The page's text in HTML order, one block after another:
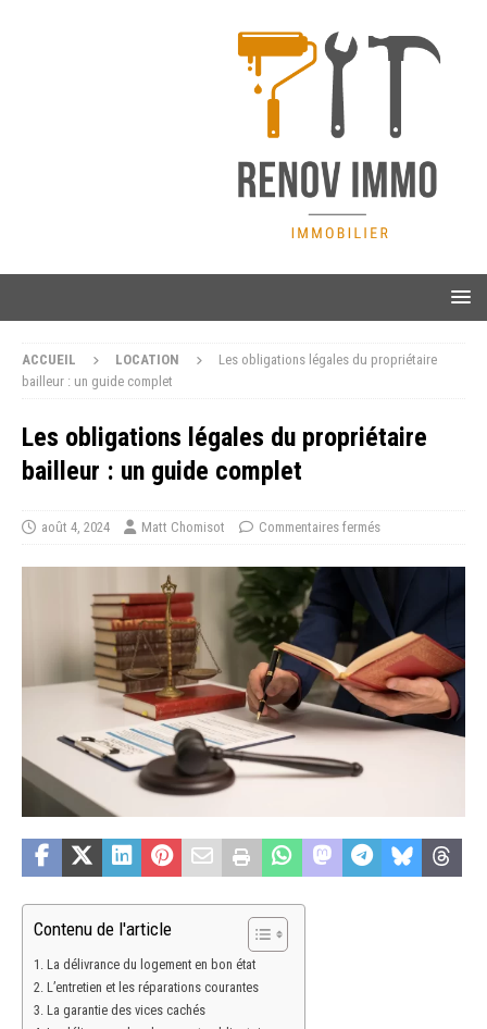
ACCUEIL LOCATION
Les obligations légales du propriétaire
bailleur : un guide complet
Les obligations légales du propriétaire
bailleur : un guide complet
août 4, 2024 Matt Chomisot Commentaires fermés
Contenu de l'article
La délivrance du logement en bon état
L’entretien et les réparations courantes
La garantie des vices cachés